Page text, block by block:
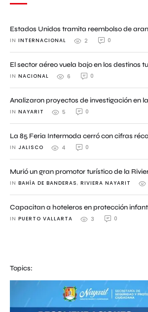
Estados Unidos tramita reembolso de
IN INTERNACIONAL 2 0
El sector aéreo vuela bajo en los destinos
IN NACIONAL 6 0
Analizaron proyectos de investigación en
IN NAYARIT 5 0
La 85 Feria Intermoda cerró con cifras
IN JALISCO 4 0
Murió un gran promotor turístico de la
IN BAHÍA DE BANDERAS, RIVIERA NAYARIT
Capacitan a hoteleros en protección
IN PUERTO VALLARTA 3 0
Topics: